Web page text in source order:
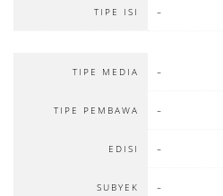
TIPE ISI -
TIPE MEDIA -
TIPE PEMBAWA -
EDISI -
SUBYEK -